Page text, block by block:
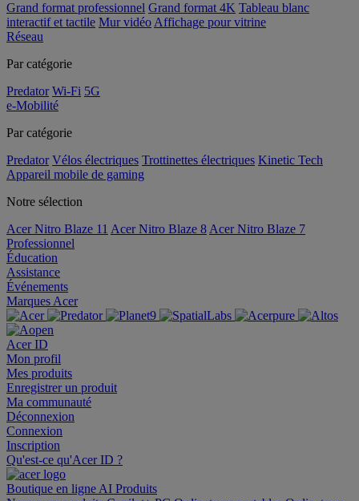
Grand format professionnel Grand format 4K Tableau blanc
interactif et tactile Mur vidéo Affichage pour vitrine
Réseau
Par catégorie
Predator Wi-Fi 5G
e-Mobilité
Par catégorie
Predator Vélos électriques Trottinettes électriques Kinetic Tech
Appareil mobile de gaming
Notre sélection
Acer Nitro Blaze 11 Acer Nitro Blaze 8 Acer Nitro Blaze 7
Professionnel
Éducation
Assistance
Événements
Marques Acer
Acer ID
Mon profil
Mes produits
Enregistrer un produit
Ma communauté
Déconnexion
Connexion
Inscription
Qu'est-ce qu'Acer ID ?
Boutique en ligne AI Produits